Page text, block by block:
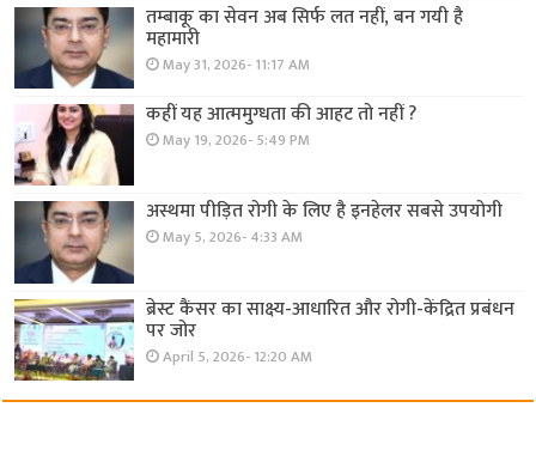
तम्बाकू का सेवन अब सिर्फ लत नहीं, बन गयी है
महामारी
May 31, 2026- 11:17 AM
कहीं यह आत्ममुग्धता की आहट तो नहीं ?
May 19, 2026- 5:49 PM
अस्थमा पीड़ित रोगी के लिए है इनहेलर सबसे उपयोगी
May 5, 2026- 4:33 AM
ब्रेस्ट कैंसर का साक्ष्य-आधारित और रोगी-केंद्रित प्रबंधन
पर जोर
April 5, 2026- 12:20 AM